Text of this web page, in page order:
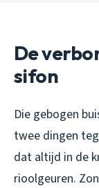
De
sifon
Die gebogen
twee dingen
dat altijd in de
rioolgeuren.